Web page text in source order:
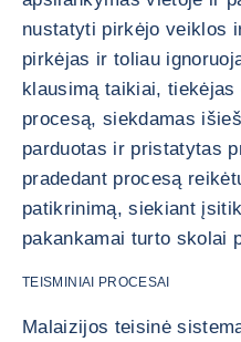
nustatyti pirkėjo veiklos
pirkėjas ir toliau
klausimą taikiai,
procesą, siekdamas
parduotas ir pristatytas
pradedant procesą
patikrinimą, siekiant
pakankamai turto skolai
TEISMINIAI PROCESAI
Malaizijos teisinė